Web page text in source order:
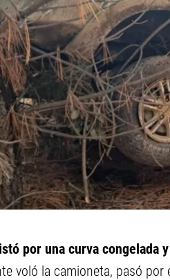
por una curva congelada
voló la camioneta, pasó